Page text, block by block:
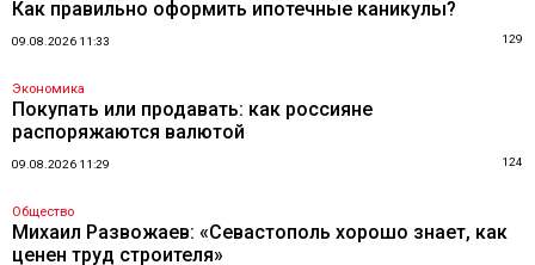
Как правильно оформить ипотечные каникулы?
09.08.2026 11:33 129
Экономика
Покупать или продавать: как россияне
распоряжаются валютой
09.08.2026 11:29 124
Общество
Михаил Развожаев: «Севастополь хорошо знает, как
ценен труд строителя»